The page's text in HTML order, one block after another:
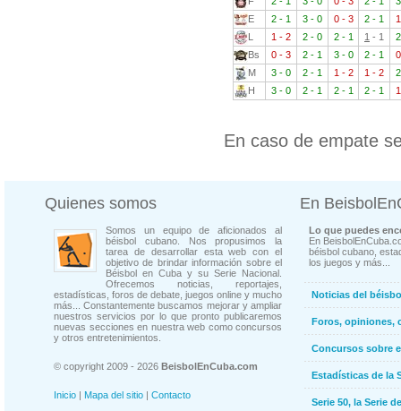
E
2 - 1 3 - 0 0 - 3 2 - 1
L
1 - 2 2 - 0 2 - 1 1 - 1
Bs
0 - 3 2 - 1 3 - 0 2 - 1
M
3 - 0 2 - 1 1 - 2 1 - 2
H
3 - 0 2 - 1 2 - 1 2 - 1
En caso de empate
Quienes somos
Somos un equipo de aficionados al
béisbol cubano. Nos propusimos la
tarea de desarrollar esta web con el
objetivo de brindar información sobre el
Béisbol en Cuba y su Serie Nacional.
Ofrecemos noticias, reportajes,
estadísticas, foros de debate, juegos online y mucho
más... Constantemente buscamos mejorar y ampliar
nuestros servicios por lo que pronto publicaremos
nuevas secciones en nuestra web como concursos
y otros entretenimientos.
© copyright 2009 - 2026 BeisbolEnCuba.com
Inicio | Mapa del sitio | Contacto
En
Lo que puedes
En
béisbol cubano,
los juegos y más...
Noticias del
Foros, opiniones,
Concursos sobre
Estadísticas de la
Serie 50, la Serie